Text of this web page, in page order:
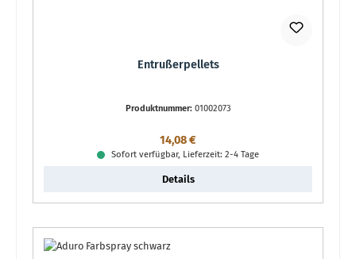
Entrußerpellets
Produktnummer: 01002073
Regulärer Preis:
14,08 €
Sofort verfügbar, Lieferzeit: 2-4 Tage
Details